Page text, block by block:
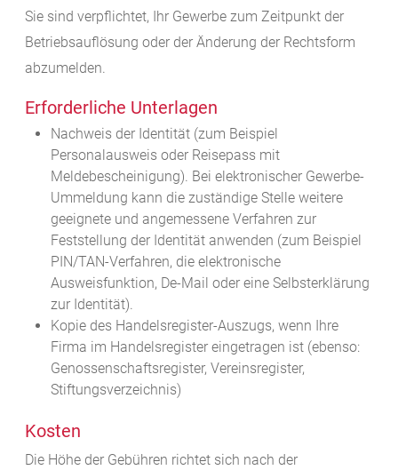
Sie sind verpflichtet, Ihr Gewerbe zum Zeitpunkt der
Betriebsauflösung oder der Änderung der Rechtsform
abzumelden.
Erforderliche Unterlagen
Nachweis der Identität (zum Beispiel
Personalausweis oder Reisepass mit
Meldebescheinigung). Bei elektronischer Gewerbe-
Ummeldung kann die zuständige Stelle weitere
geeignete und angemessene Verfahren zur
Feststellung der Identität anwenden (zum Beispiel
PIN/TAN-Verfahren, die elektronische
Ausweisfunktion, De-Mail oder eine Selbsterklärung
zur Identität).
Kopie des Handelsregister-Auszugs, wenn Ihre
Firma im Handelsregister eingetragen ist (ebenso:
Genossenschaftsregister, Vereinsregister,
Stiftungsverzeichnis)
Kosten
Die Höhe der Gebühren richtet sich nach der